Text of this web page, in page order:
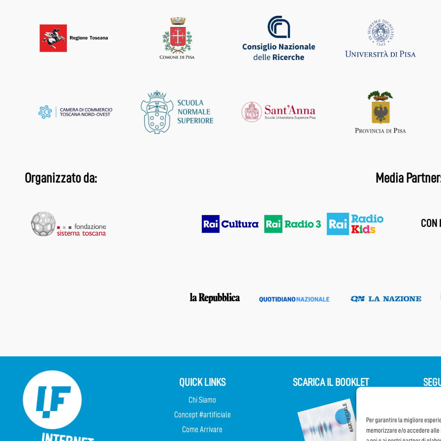
Per garantire la migliore
memorizzare e/o accedere
Organizzato da: Media
CON
QUICK LINKS
Chi Siamo
Concept #artificiale
Come Arrivare
SCARICA IL BOOKLET